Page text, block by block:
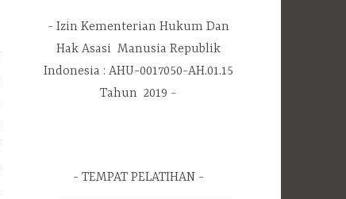
Izin Kementerian Hukum Dan
Hak Asasi Manusia Republik
Indonesia : AHU-0017050-AH.01.15
Tahun 2019
TEMPAT PELATIHAN